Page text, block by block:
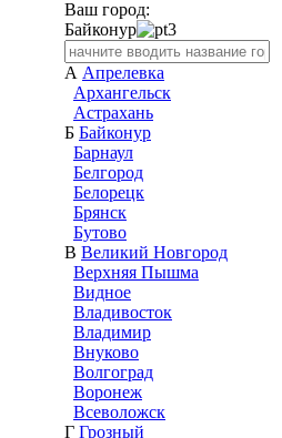
Ваш город:
Байконур
А Апрелевка
Архангельск
Астрахань
Б Байконур
Барнаул
Белгород
Белорецк
Брянск
Бутово
В Великий Новгород
Верхняя Пышма
Видное
Владивосток
Владимир
Внуково
Волгоград
Воронеж
Всеволожск
Г Грозный